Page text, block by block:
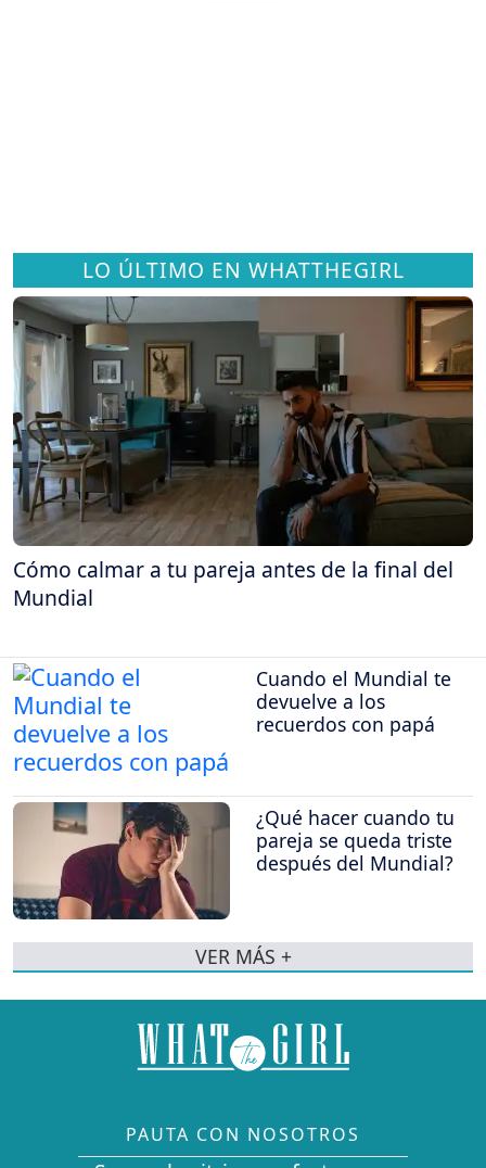
LO ÚLTIMO EN WHATTHEGIRL
Cómo calmar a tu pareja antes de la final del
Mundial
Cuando el Mundial te
devuelve a los
recuerdos con papá
¿Qué hacer cuando tu
pareja se queda triste
después del Mundial?
VER MÁS +
PAUTA CON NOSOTROS